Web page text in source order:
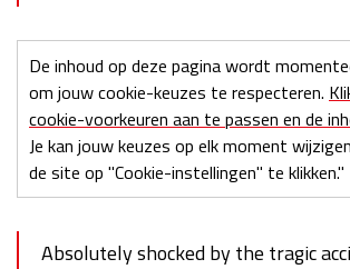
De inhoud op deze pagina wordt
om jouw cookie-keuzes te respecteren.
cookie-voorkeuren aan te passen en de
Je kan jouw keuzes op elk moment
de site op "Cookie-instellingen" te klikken."
Absolutely shocked by the tragic